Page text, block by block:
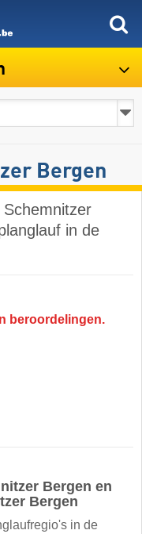
Bergen
in de
beroordelingen.
Bergen en
Bergen
in de